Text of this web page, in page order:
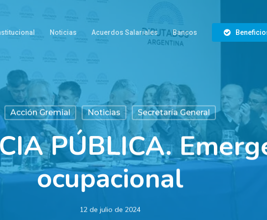
Noticias Acuerdos Salariales Bancos
Acción Gremial Noticias Secretaría General
PÚBLICA.
ocupacional
12 de julio de 2024